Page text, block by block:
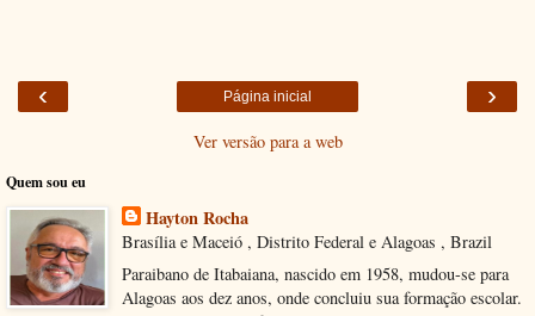
‹ ›
Página inicial
Ver versão para a web
Quem sou eu
Hayton Rocha
Brasília e Maceió , Distrito Federal e Alagoas , Brazil
Paraibano de Itabaiana, nascido em 1958, mudou-se para
Alagoas aos dez anos, onde concluiu sua formação escolar.